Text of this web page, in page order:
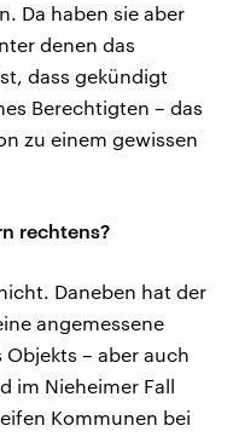
Da haben sie aber
denen das
dass gekündigt
Berechtigten – das
zu einem gewissen
rechtens?
Daneben hat der
angemessene
– aber auch
im Nieheimer Fall
Kommunen bei